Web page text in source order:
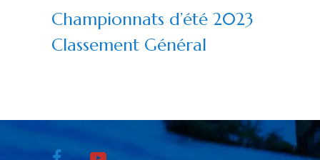
Championnats d’été 2023
Classement Général